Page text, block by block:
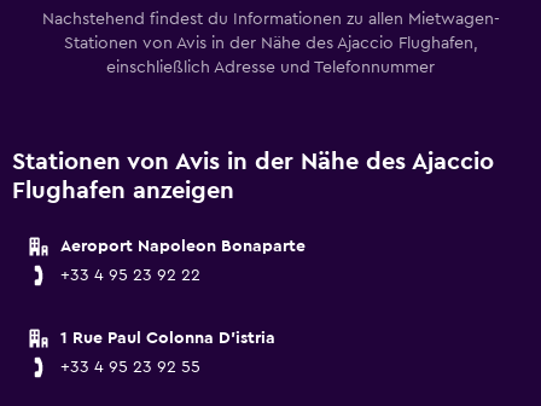
Nachstehend findest du Informationen zu allen Mietwagen-
Stationen von Avis in der Nähe des Ajaccio Flughafen,
einschließlich Adresse und Telefonnummer
Stationen von Avis in der Nähe des Ajaccio
Flughafen anzeigen
Aeroport Napoleon Bonaparte
+33 4 95 23 92 22
1 Rue Paul Colonna D'istria
+33 4 95 23 92 55